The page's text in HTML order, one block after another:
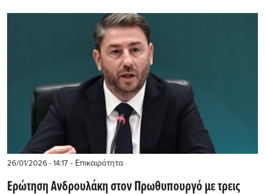
26/01/2026 - 14:17 - Επικαιρότητα
Ερώτηση Ανδρουλάκη στον Πρωθυπουργό με τρεις